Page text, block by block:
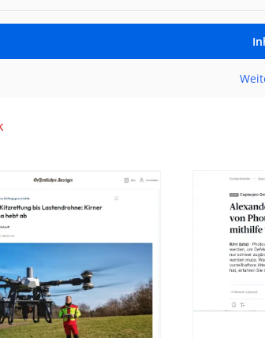
Alexander Mohr:
Inspektionen von
Photovoltaikanlagen
mithilfe von
Drohnen
Aus der Presse